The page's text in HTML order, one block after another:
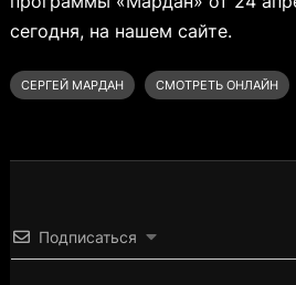
сегодня, на нашем сайте.
СЕРГЕЙ МАРДАН СМОТРЕТЬ ОНЛАЙН
Подписаться